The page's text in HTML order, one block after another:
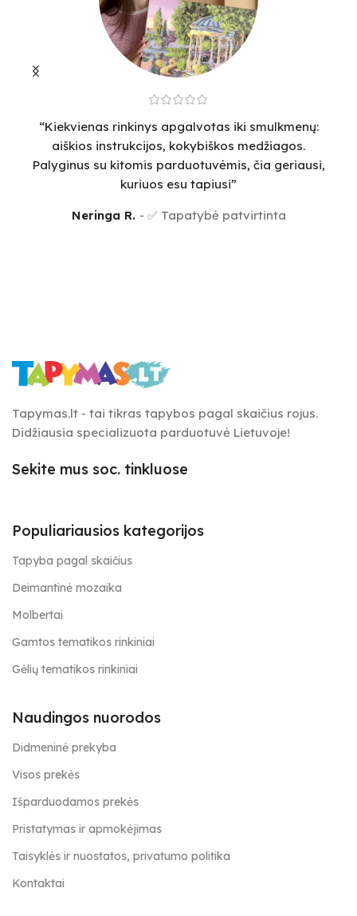
“Kiekvienas rinkinys apgalvotas iki smulkmenų:
aiškios instrukcijos, kokybiškos medžiagos.
Palyginus su kitomis parduotuvėmis, čia geriausi,
kuriuos esu tapiusi”
Neringa R. ✅ Tapatybė patvirtinta
Tapymas.lt - tai tikras tapybos pagal skaičius rojus.
Didžiausia specializuota parduotuvė Lietuvoje!
Sekite mus soc. tinkluose
Populiariausios kategorijos
Tapyba pagal skaičius
Deimantinė mozaika
Molbertai
Gamtos tematikos rinkiniai
Gėlių tematikos rinkiniai
Naudingos nuorodos
Didmeninė prekyba
Visos prekės
Išparduodamos prekės
Pristatymas ir apmokėjimas
Taisyklės ir nuostatos, privatumo politika
Kontaktai